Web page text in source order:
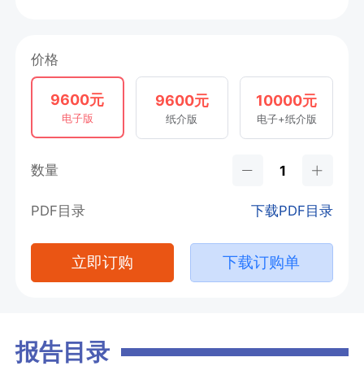
价格
9600元
电子版
9600元
纸介版
10000元
电子+纸介版
数量
PDF目录 下载PDF目录
立即订购 下载订购单
报告目录